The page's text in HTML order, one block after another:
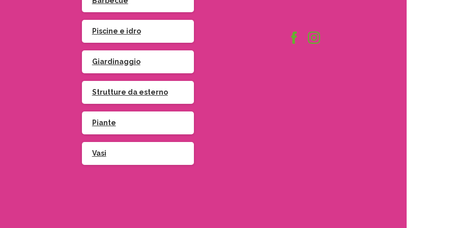
Piscine e idro
Giardinaggio
Strutture da esterno
Piante
Vasi